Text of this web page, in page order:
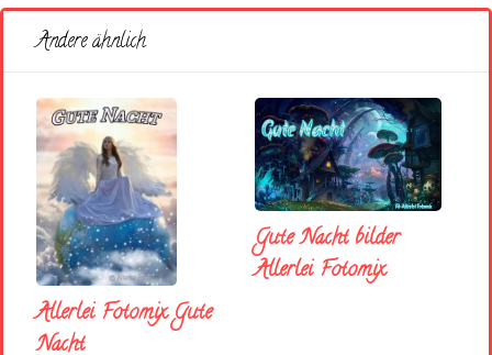
Andere ähnlich
Allerlei Fotomix Gute
Nacht
Gute Nacht bilder
Allerlei Fotomix